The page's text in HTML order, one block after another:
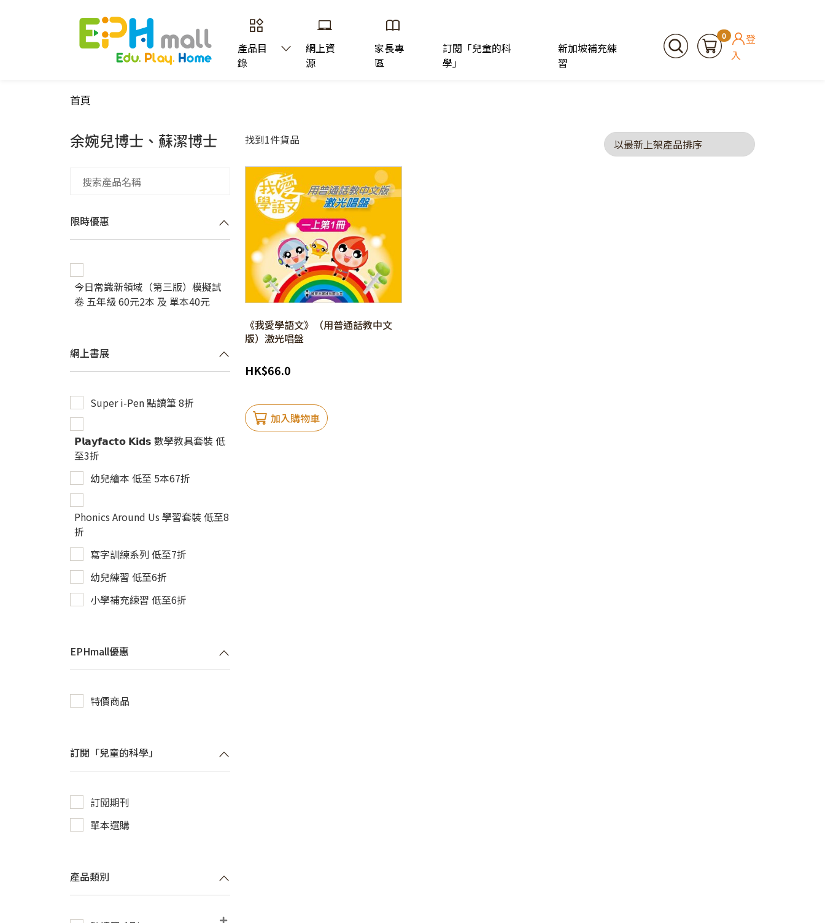
產品目
錄
網上資
源
家長專
區
訂閱「兒童的科
學」
新加坡補充練
習
0
登
入
首頁
余婉兒博士、蘇潔博士
限時優惠
今日常識新領域（第三版）模擬試
卷 五年級 60元2本 及 單本40元
網上書展
Super i-Pen 點讀筆 8折
𝗣𝗹𝗮𝘆𝗳𝗮𝗰𝘁𝗼 𝗞𝗶𝗱𝘀 數學教具套裝 低
至3折
幼兒繪本 低至 5本67折
Phonics Around Us 學習套裝 低至8
折
寫字訓練系列 低至7折
幼兒練習 低至6折
小學補充練習 低至6折
EPHmall優惠
特價商品
訂閱「兒童的科學」
訂閱期刊
單本選購
產品類別
找到1件貨品
《我愛學語文》（用普通話教中文
版）激光唱盤
HK$66.0
加入購物車